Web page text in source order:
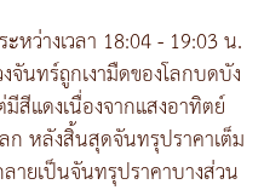
หว่างเวลา 18:04 - 19:03 น.
นทร์ถูกเงามืดของโลกบดบัง
สีแดงเนื่องจากแสงอาทิตย์
ก หลังสิ้นสุดจันทรุปราคาเต็ม
ายเป็นจันทรุปราคาบางส่วน